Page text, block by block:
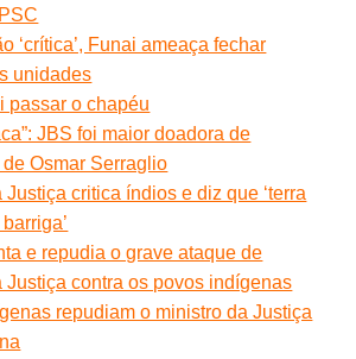
‘crítica’, Funai ameaça fechar
unidades
passar o chapéu
JBS foi maior doadora de
Osmar Serraglio
Justiça critica índios e diz que ‘terra
e repudia o grave ataque de
Justiça contra os povos indígenas
repudiam o ministro da Justiça